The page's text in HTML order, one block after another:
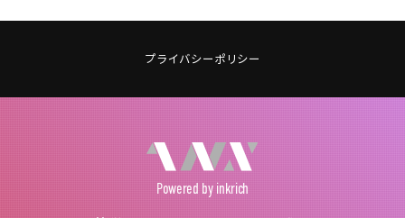
プライバシーポリシー
Powered by inkrich